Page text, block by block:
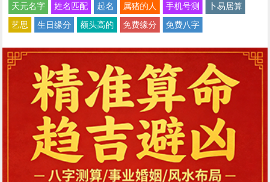
天元名字
姓名匹配 起名 属猪的人 手机号测
卜易居算
艺思
生日缘分 额头高的 免费缘分 免费八字